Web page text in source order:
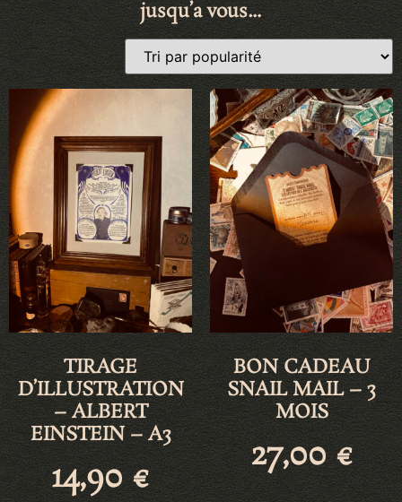
jusqu’a vous…
TIRAGE
D’ILLUSTRATION
– ALBERT
EINSTEIN – A3
14,90€
BON CADEAU
SNAIL MAIL – 3
MOIS
27,00€